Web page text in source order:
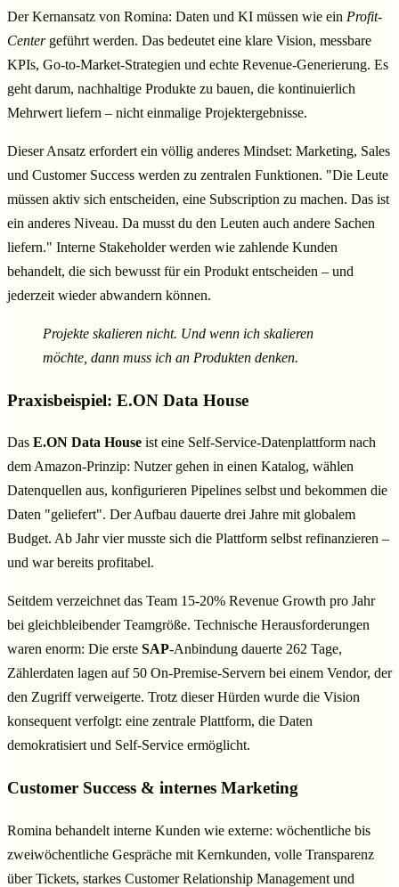
Der Kernansatz von Romina: Daten und KI müssen wie ein Profit-
Centergeführt werden. Das bedeutet eine klare Vision, messbare
KPIs, Go-to-Market-Strategien und echte Revenue-Generierung. Es
geht darum, nachhaltige Produkte zu bauen, die kontinuierlich
Mehrwert liefern – nicht einmalige Projektergebnisse.
Dieser Ansatz erfordert ein völlig anderes Mindset: Marketing, Sales
und Customer Success werden zu zentralen Funktionen. "Die Leute
müssen aktiv sich entscheiden, eine Subscription zu machen. Das ist
ein anderes Niveau. Da musst du den Leuten auch andere Sachen
liefern." Interne Stakeholder werden wie zahlende Kunden
behandelt, die sich bewusst für ein Produkt entscheiden – und
jederzeit wieder abwandern können.
Projekte skalieren nicht. Und wenn ich skalieren
möchte, dann muss ich an Produkten denken.
Praxisbeispiel: E.ON Data House
Das E.ON Data House ist eine Self-Service-Datenplattform nach
dem Amazon-Prinzip: Nutzer gehen in einen Katalog, wählen
Datenquellen aus, konfigurieren Pipelines selbst und bekommen die
Daten "geliefert". Der Aufbau dauerte drei Jahre mit globalem
Budget. Ab Jahr vier musste sich die Plattform selbst refinanzieren –
und war bereits profitabel.
Seitdem verzeichnet das Team 15-20% Revenue Growth pro Jahr
bei gleichbleibender Teamgröße. Technische Herausforderungen
waren enorm: Die erste SAP-Anbindung dauerte 262 Tage,
Zählerdaten lagen auf 50 On-Premise-Servern bei einem Vendor, der
den Zugriff verweigerte. Trotz dieser Hürden wurde die Vision
konsequent verfolgt: eine zentrale Plattform, die Daten
demokratisiert und Self-Service ermöglicht.
Customer Success & internes Marketing
Romina behandelt interne Kunden wie externe: wöchentliche bis
zweiwöchentliche Gespräche mit Kernkunden, volle Transparenz
über Tickets, starkes Customer Relationship Management und